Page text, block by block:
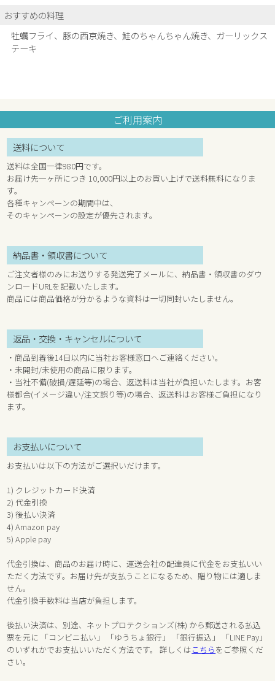
おすすめの料理
牡蠣フライ、豚の西京焼き、鮭のちゃんちゃん焼き、ガーリックス
テーキ
ご利用案内
送料について
送料は全国一律980円です。
お届け先一ヶ所につき 10,000円以上のお買い上げで送料無料になりま
す。
各種キャンペーンの期間中は、
そのキャンペーンの設定が優先されます。
納品書・領収書について
ご注文者様のみにお送りする発送完了メールに、納品書・領収書のダウ
ンロードURLを記載いたします。
商品には商品価格が分かるような資料は一切同封いたしません。
返品・交換・キャンセルについて
・商品到着後14日以内に当社お客様窓口へご連絡ください。
・未開封/未使用の商品に限ります。
・当社不備(破損/遅延等)の場合、返送料は当社が負担いたします。お客
様都合(イメージ違い/注文誤り等)の場合、返送料はお客様ご負担になり
ます。
お支払いについて
お支払いは以下の方法がご選択いだけます。
1) クレジットカード決済
2) 代金引換
3) 後払い決済
4) Amazon pay
5) Apple pay
代金引換は、商品のお届け時に、運送会社の配達員に代金をお支払いい
ただく方法です。お届け先が支払うことになるため、贈り物には適しま
せん。
代金引換手数料は当店が負担します。
後払い決済は、別途、ネットプロテクションズ(株) から郵送される払込
票を元に 「コンビニ払い」 「ゆうちょ銀行」 「銀行振込」 「LINE Pay」
のいずれかでお支払いいただく方法です。 詳しくはこちらをご参照くだ
さい。